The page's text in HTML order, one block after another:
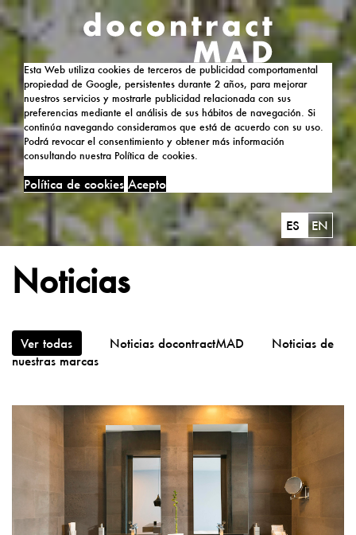
Esta Web utiliza cookies de terceros de publicidad comportamental
propiedad de Google, persistentes durante 2 años, para mejorar
nuestros servicios y mostrarle publicidad relacionada con sus
preferencias mediante el análisis de sus hábitos de navegación. Si
continúa navegando consideramos que está de acuerdo con su uso.
Podrá revocar el consentimiento y obtener más información
consultando nuestra Política de cookies.
Política de cookies Acepto
ES EN
Noticias
Ver todas Noticias docontractMAD
Noticias de
nuestras marcas